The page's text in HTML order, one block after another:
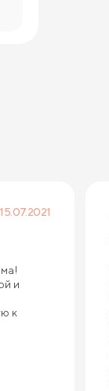
15.07.2021
и
к